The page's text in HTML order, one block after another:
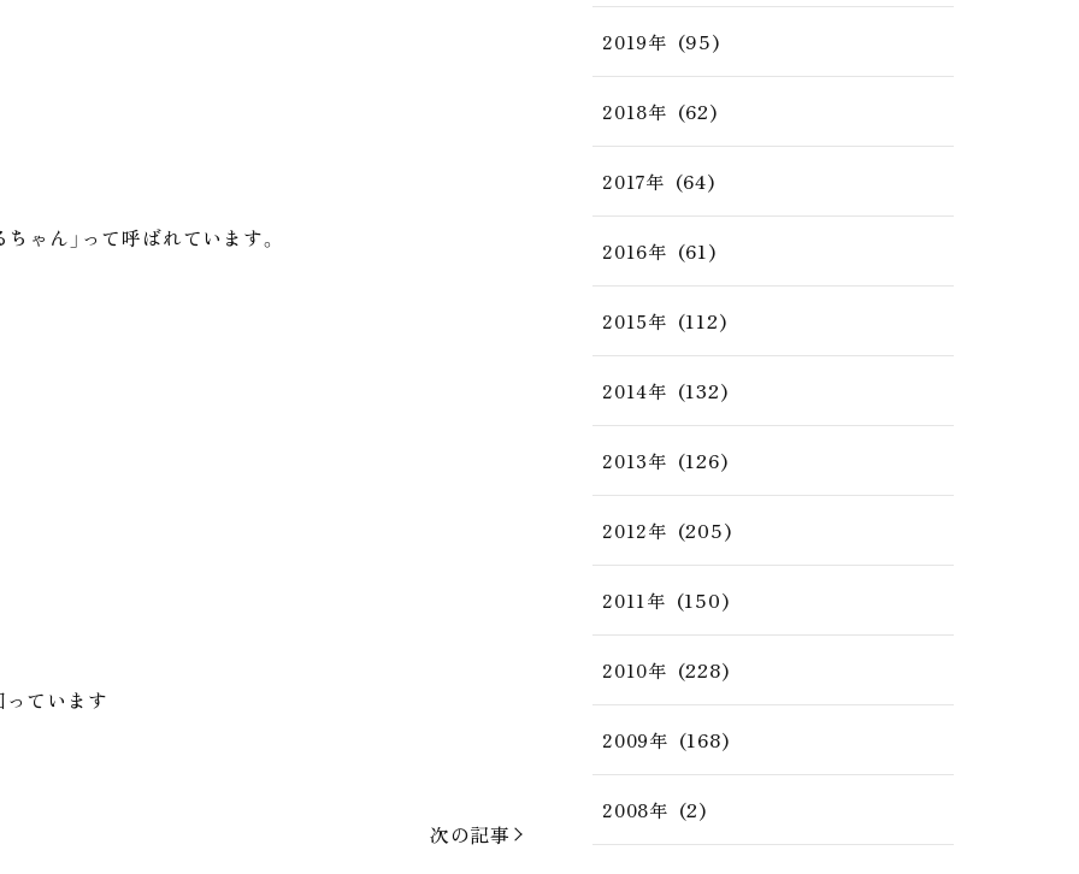
ゃん」って呼ばれています。
ています
次の記事
2019年 (95)
2018年 (62)
2017年 (64)
2016年 (61)
2015年 (112)
2014年 (132)
2013年 (126)
2012年 (205)
2011年 (150)
2010年 (228)
2009年 (168)
2008年 (2)